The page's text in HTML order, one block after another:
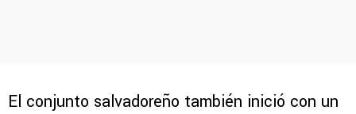
El conjunto salvadoreño también inició con un